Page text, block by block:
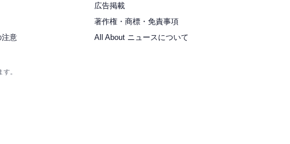
広告掲載
著作権・商標・免責事項
注意
All About ニュースについて
。